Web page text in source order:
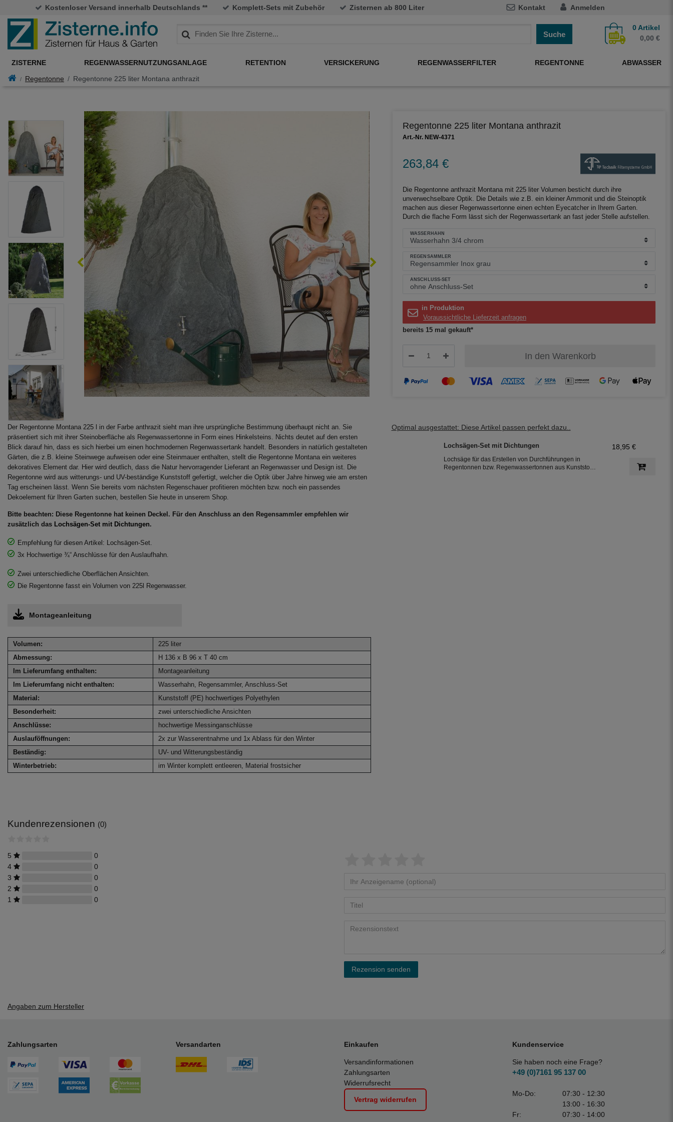
Kostenloser Versand innerhalb Deutschlands ** Komplett-Sets mit Zubehör Zisternen ab 800 Liter Kontakt Anmelden
Suche
0Artikel
0,00 €
ZISTERNE REGENWASSERNUTZUNGSANLAGE RETENTION VERSICKERUNG REGENWASSERFILTER REGENTONNE ABWASSER
Regentonne Regentonne 225 liter Montana anthrazit
Regentonne 225 liter Montana anthrazit
Art.-Nr. NEW-4371
263,84 €
WASSERHAHN
REGENSAMMLER
ANSCHLUSS-SET
Die Regentonne anthrazit Montana mit 225 liter Volumen besticht durch ihre
unverwechselbare Optik. Die Details wie z.B. ein kleiner Ammonit und die Steinoptik
machen aus dieser Regenwassertonne einen echten Eyecatcher in Ihrem Garten.
Durch die flache Form lässt sich der Regenwassertank an fast jeder Stelle aufstellen.
in Produktion
Voraussichtliche Lieferzeit anfragen
bereits 15 mal gekauft*
In den Warenkorb
Der Regentonne Montana 225 l in der Farbe anthrazit sieht man ihre ursprüngliche Bestimmung überhaupt nicht an. Sie
präsentiert sich mit ihrer Steinoberfläche als Regenwassertonne in Form eines Hinkelsteins. Nichts deutet auf den ersten
Blick darauf hin, dass es sich hierbei um einen hochmodernen Regenwassertank handelt. Besonders in natürlich gestalteten
Gärten, die z.B. kleine Steinwege aufweisen oder eine Steinmauer enthalten, stellt die Regentonne Montana ein weiteres
dekoratives Element dar. Hier wird deutlich, dass die Natur hervorragender Lieferant an Regenwasser und Design ist. Die
Regentonne wird aus witterungs- und UV-beständige Kunststoff gefertigt, welcher die Optik über Jahre hinweg wie am ersten
Tag erscheinen lässt. Wenn Sie bereits vom nächsten Regenschauer profitieren möchten bzw. noch ein passendes
Dekoelement für Ihren Garten suchen, bestellen Sie heute in unserem Shop.
Bitte beachten: Diese Regentonne hat keinen Deckel. Für den Anschluss an den Regensammler empfehlen wir
zusätzlich das Lochsägen-Set mit Dichtungen.
Empfehlung für diesen Artikel: Lochsägen-Set.
3x Hochwertige ¾“ Anschlüsse für den Auslaufhahn.
Zwei unterschiedliche Oberflächen Ansichten.
Die Regentonne fasst ein Volumen von 225l Regenwasser.
Montageanleitung
Volumen:
225 liter
Abmessung:
H 136 x B 96 x T 40 cm
Im Lieferumfang enthalten:
Montageanleitung
Im Lieferumfang nicht enthalten:
Wasserhahn, Regensammler, Anschluss-Set
Material:
Kunststoff (PE) hochwertiges Polyethylen
Besonderheit:
zwei unterschiedliche Ansichten
Anschlüsse:
hochwertige Messinganschlüsse
Auslauföffnungen:
2x zur Wasserentnahme und 1x Ablass für den Winter
Beständig:
UV- und Witterungsbeständig
Winterbetrieb:
im Winter komplett entleeren, Material frostsicher
Optimal ausgestattet: Diese Artikel passen perfekt dazu..
Lochsägen-Set mit Dichtungen
Lochsäge für das Erstellen von Durchführungen in
Regentonnen bzw. Regenwassertonnen aus Kunststoff,
18,95 €
Kundenrezensionen (0)
5
0
4
0
3
0
2
0
1
0
Rezension senden
Angaben zum Hersteller
Zahlungsarten Versandarten Einkaufen
Versandinformationen
Zahlungsarten
Widerrufsrecht
Vertrag widerrufen
Kundenservice
Sie haben noch eine Frage?
+49 (0)7161 95 137 00
Mo-Do:
07:30 - 12:30
13:00 - 16:30
Fr:
07:30 - 14:00